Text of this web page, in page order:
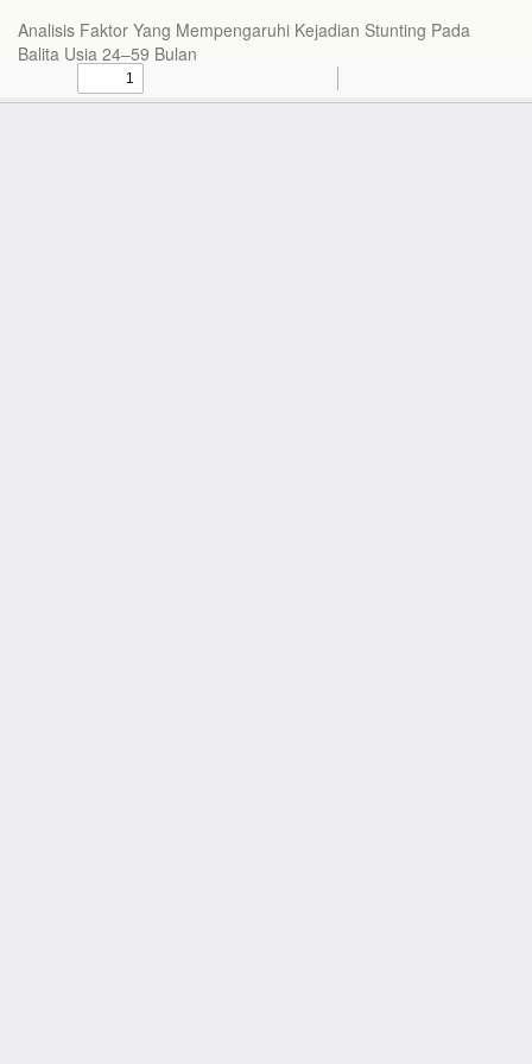
Analisis Faktor Yang Mempengaruhi Kejadian Stunting Pada
Balita Usia 24–59 Bulan